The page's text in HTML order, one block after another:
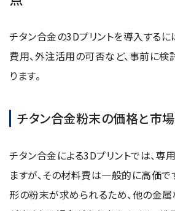
チタン合金の3Dプリントを導入する
費用、外注活用の可否など、事前に検
ります。
チタン合金粉末の価格と市
チタン合金による3Dプリントでは、
ますが、その材料費は一般的に高価で
形の粉末が求められるため、他の金